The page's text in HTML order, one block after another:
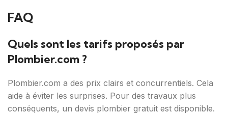
FAQ
Quels sont les tarifs proposés par
Plombier.com ?
Plombier.com a des prix clairs et concurrentiels. Cela
aide à éviter les surprises. Pour des travaux plus
conséquents, un devis plombier gratuit est disponible.